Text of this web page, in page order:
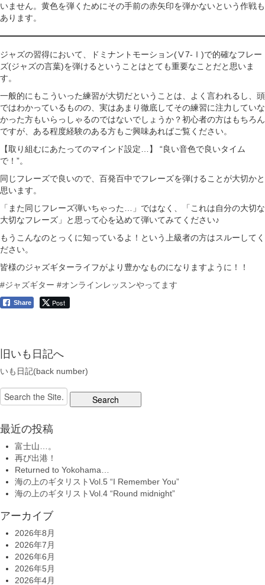
いません。黄色を弾くためにその手前の赤矢印を弾かないという作戦も
あります。
ジャズの習得において、ドミナントモーション(Ⅴ7-Ⅰ)で的確なフレー
ズ(ジャズの言葉)を弾けるということはとても重要なことだと思いま
す。
一般的にもこういった練習が大切だということは、よく言われるし、頭
ではわかっているものの、実はあまり徹底してその練習に注力していな
かった方もいらっしゃるのではないでしょうか？初心者の方はもちろん
ですが、ある程度経験のある方もご興味あればご覧ください。
【取り組むにあたってのマインド設定…】 “良い音色で良いタイム
で！”。
同じフレーズで良いので、百発百中でフレーズを弾けることが大切かと
思います。
「また同じフレーズ弾いちゃった…」ではなく、「これは自分の大切な
大切なフレーズ」と思って心を込めて弾いてみてください♪
もうこんなのとっくに知っているよ！という上級者の方はスルーしてく
ださい。
皆様のジャズギターライフがより豊かなものになりますように！！
#ジャズギター #オンラインレッスンやってます
Share Post
旧いも日記へ
いも日記(back number)
Search
for:
最近の投稿
富士山…。
再び出港！
Returned to Yokohama…
海の上のギタリストVol.5 “I Remember You”
海の上のギタリストVol.4 “Round midnight”
アーカイブ
2026年8月
2026年7月
2026年6月
2026年5月
2026年4月